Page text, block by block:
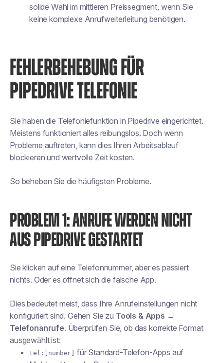
solide Wahl im mittleren Preissegment, wenn Sie
keine komplexe Anrufweiterleitung benötigen.
FEHLERBEHEBUNG FÜR
PIPEDRIVE TELEFONIE
Sie haben die Telefoniefunktion in Pipedrive eingerichtet.
Meistens funktioniert alles reibungslos. Doch wenn
Probleme auftreten, kann dies Ihren Arbeitsablauf
blockieren und wertvolle Zeit kosten.
So beheben Sie die häufigsten Probleme.
PROBLEM 1: ANRUFE WERDEN NICHT
AUS PIPEDRIVE GESTARTET
Sie klicken auf eine Telefonnummer, aber es passiert
nichts. Oder es öffnet sich die falsche App.
Dies bedeutet meist, dass Ihre Anrufeinstellungen nicht
konfiguriert sind. Gehen Sie zu Tools & Apps →
Telefonanrufe. Überprüfen Sie, ob das korrekte Format
ausgewählt ist:
tel:[number]
für Standard-Telefon-Apps auf